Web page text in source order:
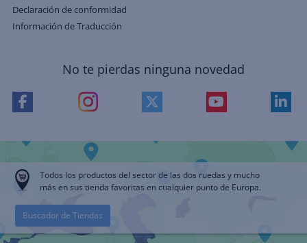
Declaración de conformidad
Información de Traducción
No te pierdas ninguna novedad
Todos los productos del sector de las dos ruedas y mucho
más en sus tienda favoritas en cualquier punto de Europa.
Buscador de Tiendas